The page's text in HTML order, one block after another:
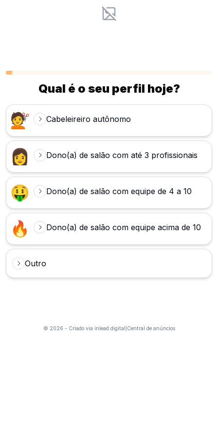
Qual é o seu perfil hoje?
💇 Cabeleireiro autônomo
👩 Dono(a) de salão com até 3 profissionais
🤑 Dono(a) de salão com equipe de 4 a 10
🔥 Dono(a) de salão com equipe acima de 10
Outro
© 2026 - Criado via inlead.digital Central de anúncios